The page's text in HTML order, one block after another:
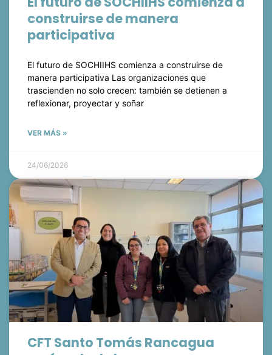
construirse de manera
participativa
El futuro de SOCHIIHS comienza a construirse de
manera participativa Las organizaciones que
trascienden no solo crecen: también se detienen a
reflexionar, proyectar y soñar
VER MÁS »
24/06/2026
CFT Santo Tomás Rancagua